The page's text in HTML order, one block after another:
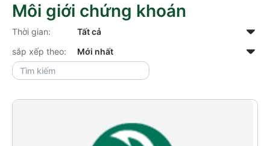
Môi giới chứng khoán
Thời gian:
sắp xếp theo: